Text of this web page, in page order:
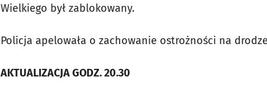
Wielkiego był zablokowany.
Policja apelowała o zachowanie ostrożności na
AKTUALIZACJA GODZ. 20.30